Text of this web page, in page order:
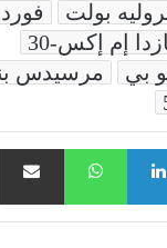
بولت فورد
إم إكس-30
بي
مرسيدس
LinkedIn